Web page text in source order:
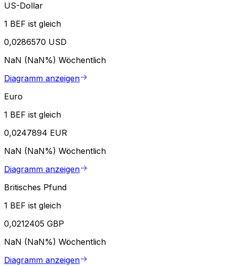
US-Dollar
1 BEF ist gleich
0,0286570 USD
NaN (NaN%) Wöchentlich
Diagramm anzeigen
Euro
1 BEF ist gleich
0,0247894 EUR
NaN (NaN%) Wöchentlich
Diagramm anzeigen
Britisches Pfund
1 BEF ist gleich
0,0212405 GBP
NaN (NaN%) Wöchentlich
Diagramm anzeigen